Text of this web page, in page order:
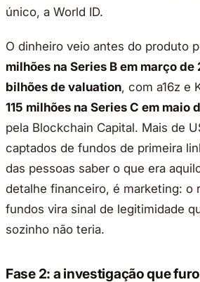
único, a World ID.
O dinheiro veio antes do produto
milhões na Series B em março de
bilhões de valuation, com a16z e
115 milhões na Series C em maio
pela Blockchain Capital. Mais de
captados de fundos de primeira
das pessoas saber o que era
detalhe financeiro, é marketing: o
fundos vira sinal de legitimidade
sozinho não teria.
Fase 2: a investigação que